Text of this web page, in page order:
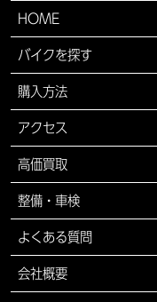
HOME
バイクを探す
購入方法
アクセス
高価買取
整備・車検
よくある質問
会社概要